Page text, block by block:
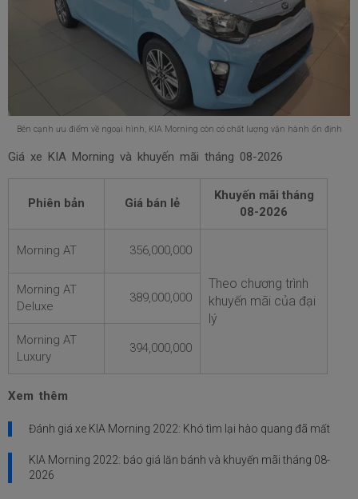
Bên cạnh ưu điểm về ngoại hình, KIA Morning còn có chất lượng vận hành ổn định
Giá xe KIA Morning và khuyến mãi tháng 08-2026
Phiên bản Giá bán lẻ
Khuyến mãi tháng
08-2026
Morning AT 356,000,000
Theo chương trình
khuyến mãi của đại
lý
Morning AT
Deluxe
389,000,000
Morning AT
Luxury
394,000,000
Xem thêm
Đánh giá xe KIA Morning 2022: Khó tìm lại hào quang đã mất
KIA Morning 2022: báo giá lăn bánh và khuyến mãi tháng 08-
2026